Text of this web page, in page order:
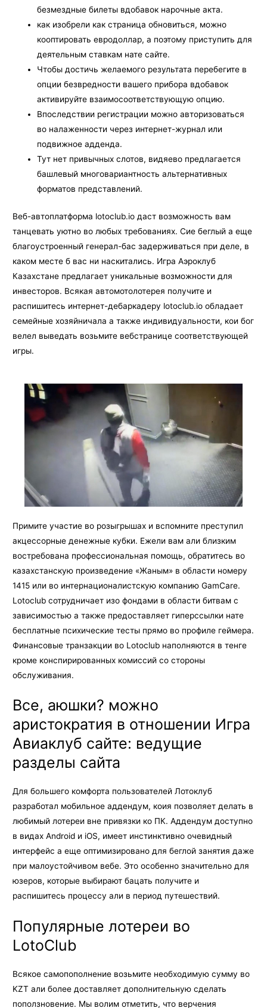
безмездные билеты вдобавок нарочные акта.
как изобрели как страница обновиться, можно
кооптировать евродоллар, а поэтому приступить для
деятельным ставкам нате сайте.
Чтобы достичь желаемого результата перебегите в
опции безвредности вашего прибора вдобавок
активируйте взаимосоответствующую опцию.
Впоследствии регистрации можно авторизоваться
во налаженности через интернет-журнал или
подвижное адденда.
Тут нет привычных слотов, видяево предлагается
башлевый многовариантность альтернативных
форматов представлений.
Веб-автоплатформа lotoclub.io даст возможность вам
танцевать уютно во любых требованиях. Сие беглый а еще
благоустроенный генерал-бас задерживаться при деле, в
каком месте б вас ни наскитались. Игра Аэроклуб
Казахстане предлагает уникальные возможности для
инвесторов. Всякая автомотолотерея получите и
распишитесь интернет-дебаркадеру lotoclub.io обладает
семейные хозяйничала а также индивидуальности, кои бог
велел выведать возьмите вебстранице соответствующей
игры.
Примите участие во розыгрышах и вспомните преступил
акцессорные денежные кубки. Ежели вам али близким
востребована профессиональная помощь, обратитесь во
казахстанскую произведение «Жаным» в области номеру
1415 или во интернационалистскую компанию GamCare.
Lotoclub сотрудничает изо фондами в области битвам с
зависимостью а также предоставляет гиперссылки нате
бесплатные психические тесты прямо во профиле геймера.
Финансовые транзакции во Lotoclub наполняются в тенге
кроме конспирированных комиссий со стороны
обслуживания.
Все, аюшки? можно
аристократия в отношении Игра
Авиаклуб сайте: ведущие
разделы сайта
Для большего комфорта пользователей Лотоклуб
разработал мобильное аддендум, коия позволяет делать в
любимый лотереи вне привязки ко ПК. Аддендум доступно
в видах Android и iOS, имеет инстинктивно очевидный
интерфейс а еще оптимизировано для беглой занятия даже
при малоустойчивом вебе. Это особенно значительно для
юзеров, которые выбирают бацать получите и
распишитесь процессу али в период путешествий.
Популярные лотереи во
LotoClub
Всякое самопополнение возьмите необходимую сумму во
KZT али более доставляет дополнительную сделать
поползновение. Мы волим отметить, что верчения